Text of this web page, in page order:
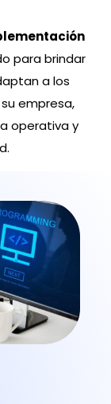
para brindar
a los
empresa,
operativa y